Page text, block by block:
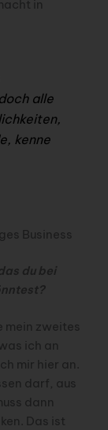
in
alle
kenne
Business
du bei
mein zweites
ich an
mir hier an.
darf, aus
dann
Das ist